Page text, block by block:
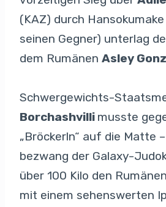
(KAZ) durch
seinen Gegner) unterlag
dem Rumänen Asley
Schwergewichts-
Borchashvilli musste
„Bröckerln“ auf die Matte
bezwang der Galaxy-
über 100 Kilo den Rumänen
mit einem sehenswerten